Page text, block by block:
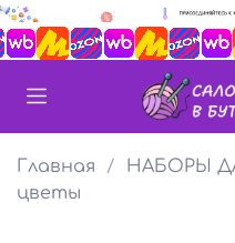
Главная НАБОРЫ
цветы